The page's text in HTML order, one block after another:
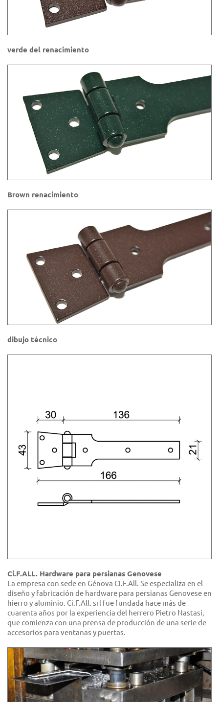
verde del renacimiento
Brown renacimiento
dibujo técnico
Ci.F.ALL. Hardware para persianas Genovese
La empresa con sede en Génova Ci.F.All. Se especializa en el
diseño y fabricación de hardware para persianas Genovese en
hierro y aluminio. Ci.F.All. srl fue fundada hace más de
cuarenta años por la experiencia del herrero Pietro Nastasi,
que comienza con una prensa de producción de una serie de
accesorios para ventanas y puertas.